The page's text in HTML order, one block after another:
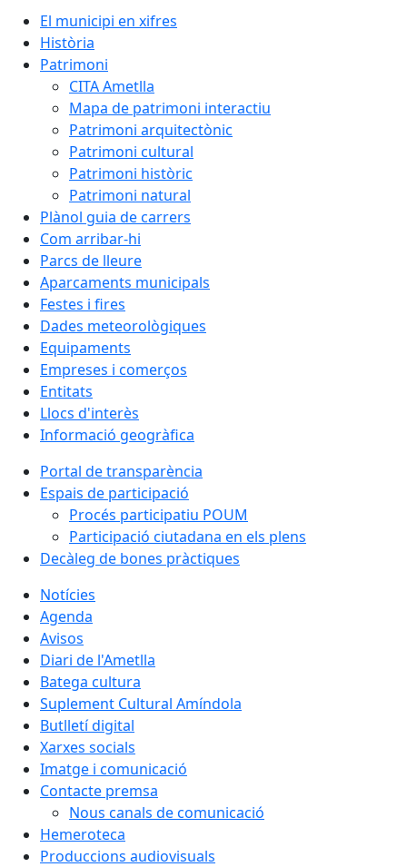
El municipi en xifres
Història
Patrimoni
CITA Ametlla
Mapa de patrimoni interactiu
Patrimoni arquitectònic
Patrimoni cultural
Patrimoni històric
Patrimoni natural
Plànol guia de carrers
Com arribar-hi
Parcs de lleure
Aparcaments municipals
Festes i fires
Dades meteorològiques
Equipaments
Empreses i comerços
Entitats
Llocs d'interès
Informació geogràfica
Portal de transparència
Espais de participació
Procés participatiu POUM
Participació ciutadana en els plens
Decàleg de bones pràctiques
Notícies
Agenda
Avisos
Diari de l'Ametlla
Batega cultura
Suplement Cultural Amíndola
Butlletí digital
Xarxes socials
Imatge i comunicació
Contacte premsa
Nous canals de comunicació
Hemeroteca
Produccions audiovisuals